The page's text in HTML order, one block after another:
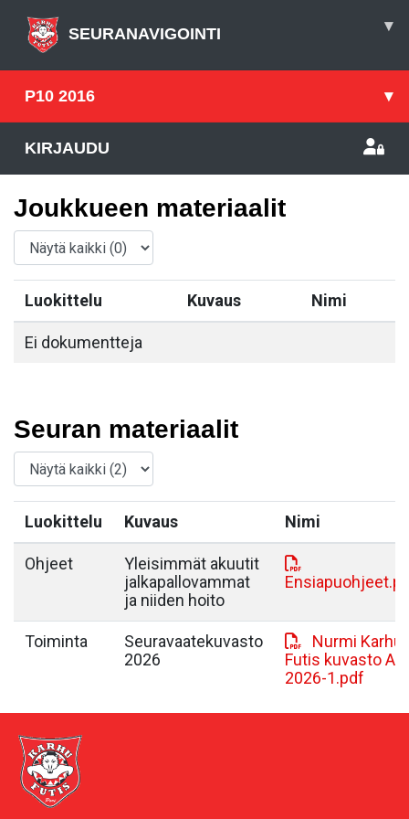
SEURANAVIGOINTI ▾
P10 2016 ▾
KIRJAUDU
Joukkueen materiaalit
Luokittelu Kuvaus Nimi
Ei dokumentteja
Seuran materiaalit
Luokittelu Kuvaus Nimi
Ohjeet
Yleisimmät akuutit
jalkapallovammat
ja niiden hoito
Toiminta
Seuravaatekuvasto
2026
Nurmi Karhu-
Futis kuvasto A4
2026-1.pdf